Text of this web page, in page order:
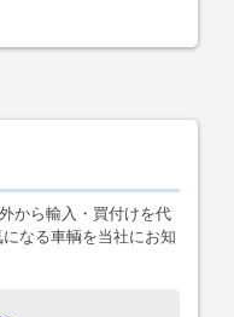
から輸入・買付けを代
なる車輌を当社にお知